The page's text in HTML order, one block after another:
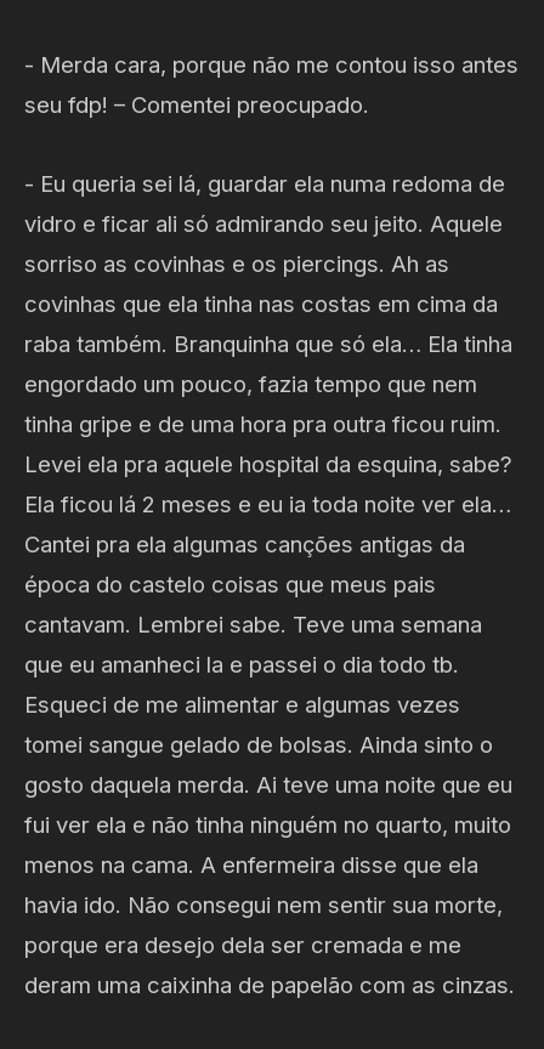
- Merda cara, porque não me contou isso antes
seu fdp! – Comentei preocupado.
- Eu queria sei lá, guardar ela numa redoma de
vidro e ficar ali só admirando seu jeito. Aquele
sorriso as covinhas e os piercings. Ah as
covinhas que ela tinha nas costas em cima da
raba também. Branquinha que só ela… Ela tinha
engordado um pouco, fazia tempo que nem
tinha gripe e de uma hora pra outra ficou ruim.
Levei ela pra aquele hospital da esquina, sabe?
Ela ficou lá 2 meses e eu ia toda noite ver ela…
Cantei pra ela algumas canções antigas da
época do castelo coisas que meus pais
cantavam. Lembrei sabe. Teve uma semana
que eu amanheci la e passei o dia todo tb.
Esqueci de me alimentar e algumas vezes
tomei sangue gelado de bolsas. Ainda sinto o
gosto daquela merda. Ai teve uma noite que eu
fui ver ela e não tinha ninguém no quarto, muito
menos na cama. A enfermeira disse que ela
havia ido. Não consegui nem sentir sua morte,
porque era desejo dela ser cremada e me
deram uma caixinha de papelão com as cinzas.